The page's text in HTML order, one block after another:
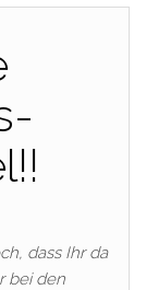
dass Ihr da
bei den